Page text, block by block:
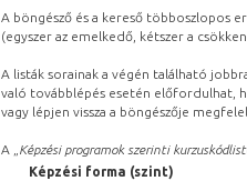
A böngésző és a kereső többoszlopos
(egyszer az emelkedő, kétszer a
A listák sorainak a végén található
való továbblépés esetén előfordulhat,
vagy lépjen vissza a böngészője
A „ Képzési programok szerinti
Képzési forma (szint)